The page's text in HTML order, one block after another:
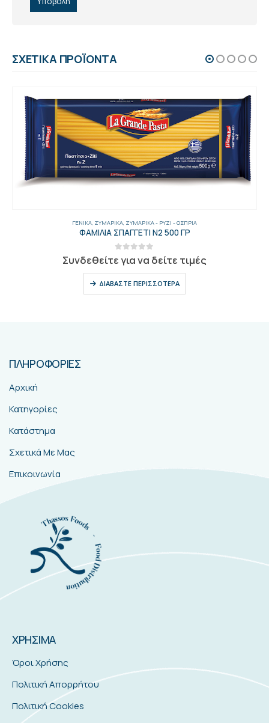
ΣΧΕΤΙΚΆ ΠΡΟΪΌΝΤΑ
ΓΕΝΙΚΑ, ΖΥΜΑΡΙΚΆ, ΖΥΜΑΡΙΚΆ - ΡΎΖΙ - ΌΣΠΡΙΑ
ΦΑΜΙΛΙΑ ΣΠΑΓΓΕΤΙ Ν2 500 ΓΡ
out of 5
Συνδεθείτε για να δείτε τιμές
ΔΙΑΒΆΣΤΕ ΠΕΡΙΣΣΌΤΕΡΑ
ΠΛΗΡΟΦΟΡΙΕΣ
Αρχική
Κατηγορίες
Κατάστημα
Σχετικά Με Μας
Επικοινωνία
ΧΡΗΣΙΜΑ
Όροι Χρήσης
Πολιτική Απορρήτου
Πολιτική Cookies